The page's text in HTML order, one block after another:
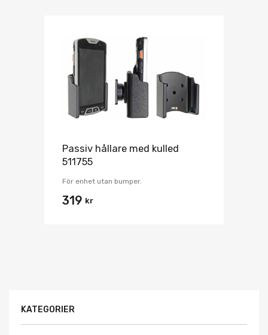
Passiv hållare med kulled
511755
För enhet utan bumper.
319 kr
KATEGORIER